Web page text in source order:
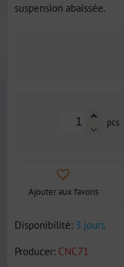
suspension abaissée.
pcs
Ajouter aux favoris
Disponibilité: 3 jours
Producer: CNC71